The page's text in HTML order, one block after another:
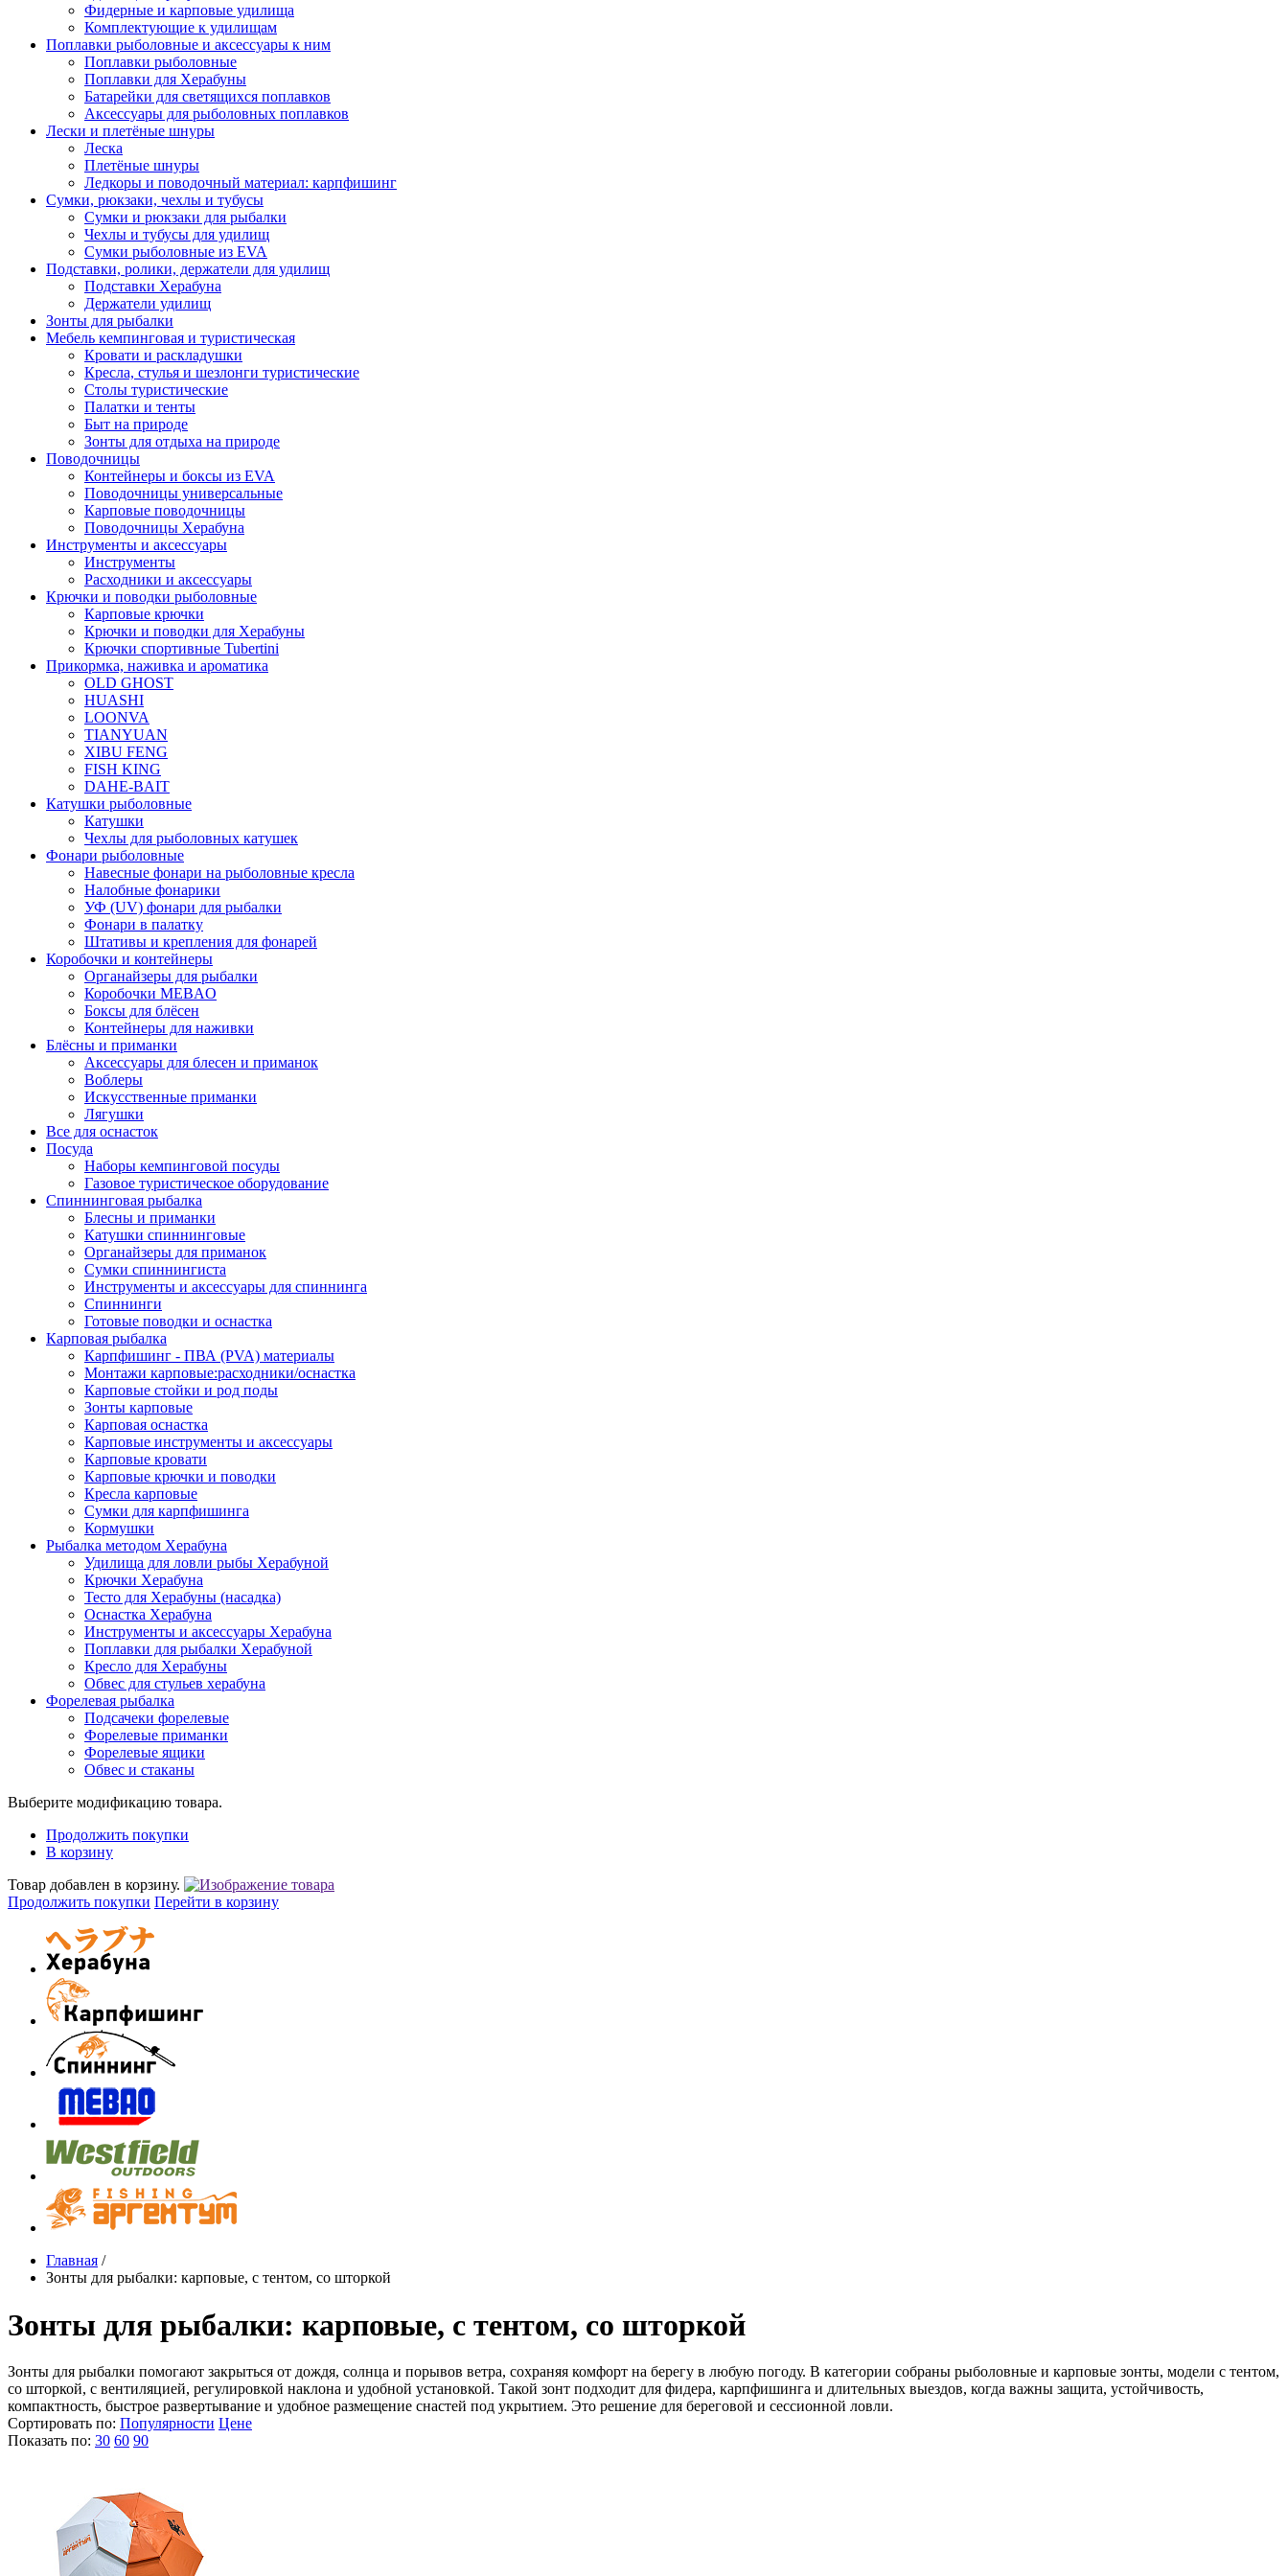
Фидерные и карповые удилища
Комплектующие к удилищам
Поплавки рыболовные и аксессуары к ним
Поплавки рыболовные
Поплавки для Херабуны
Батарейки для светящихся поплавков
Аксессуары для рыболовных поплавков
Лески и плетёные шнуры
Леска
Плетёные шнуры
Ледкоры и поводочный материал: карпфишинг
Сумки, рюкзаки, чехлы и тубусы
Сумки и рюкзаки для рыбалки
Чехлы и тубусы для удилищ
Сумки рыболовные из EVA
Подставки, ролики, держатели для удилищ
Подставки Херабуна
Держатели удилищ
Зонты для рыбалки
Мебель кемпинговая и туристическая
Кровати и раскладушки
Кресла, стулья и шезлонги туристические
Столы туристические
Палатки и тенты
Быт на природе
Зонты для отдыха на природе
Поводочницы
Контейнеры и боксы из EVA
Поводочницы универсальные
Карповые поводочницы
Поводочницы Херабуна
Инструменты и аксессуары
Инструменты
Расходники и аксессуары
Крючки и поводки рыболовные
Карповые крючки
Крючки и поводки для Херабуны
Крючки спортивные Tubertini
Прикормка, наживка и ароматика
OLD GHOST
HUASHI
LOONVA
TIANYUAN
XIBU FENG
FISH KING
DAHE-BAIT
Катушки рыболовные
Катушки
Чехлы для рыболовных катушек
Фонари рыболовные
Навесные фонари на рыболовные кресла
Налобные фонарики
УФ (UV) фонари для рыбалки
Фонари в палатку
Штативы и крепления для фонарей
Коробочки и контейнеры
Органайзеры для рыбалки
Коробочки MEBAO
Боксы для блёсен
Контейнеры для наживки
Блёсны и приманки
Аксессуары для блесен и приманок
Воблеры
Искусственные приманки
Лягушки
Все для оснасток
Посуда
Наборы кемпинговой посуды
Газовое туристическое оборудование
Спиннинговая рыбалка
Блесны и приманки
Катушки спиннинговые
Органайзеры для приманок
Сумки спиннингиста
Инструменты и аксессуары для спиннинга
Спиннинги
Готовые поводки и оснастка
Карповая рыбалка
Карпфишинг - ПВА (PVA) материалы
Монтажи карповые:расходники/оснастка
Карповые стойки и род поды
Зонты карповые
Карповая оснастка
Карповые инструменты и аксессуары
Карповые кровати
Карповые крючки и поводки
Кресла карповые
Сумки для карпфишинга
Кормушки
Рыбалка методом Херабуна
Удилища для ловли рыбы Херабуной
Крючки Херабуна
Тесто для Херабуны (насадка)
Оснастка Херабуна
Инструменты и аксессуары Херабуна
Поплавки для рыбалки Херабуной
Кресло для Херабуны
Обвес для стульев херабуна
Форелевая рыбалка
Подсачеки форелевые
Форелевые приманки
Форелевые ящики
Обвес и стаканы
Выберите модификацию товара.
Продолжить покупки
В корзину
Товар добавлен в корзину.
Продолжить покупки Перейти в корзину
Главная /
Зонты для рыбалки: карповые, с тентом, со шторкой
Зонты для рыбалки: карповые, с тентом, со шторкой
Зонты для рыбалки помогают закрыться от дождя, солнца и порывов ветра, сохраняя комфорт на берегу в любую погоду. В категории собраны рыболовные и карповые зонты, модели с тентом,
со шторкой, с вентиляцией, регулировкой наклона и удобной установкой. Такой зонт подходит для фидера, карпфишинга и длительных выездов, когда важны защита, устойчивость,
компактность, быстрое развертывание и удобное размещение снастей под укрытием. Это решение для береговой и сессионной ловли.
Сортировать по: Популярности Цене
Показать по: 30 60 90